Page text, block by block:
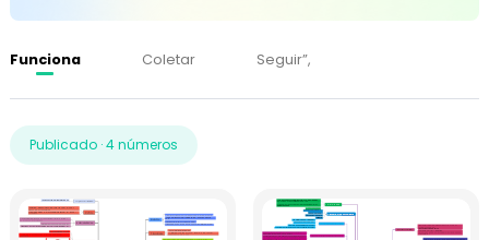
Funciona Coletar Seguir”,
Publicado · 4 números